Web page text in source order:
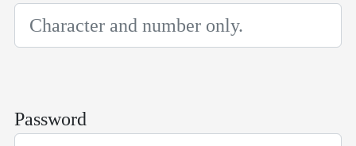
Password